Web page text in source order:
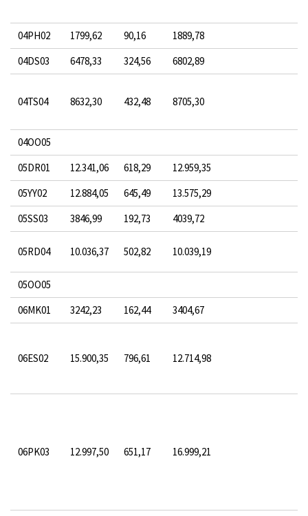
04PH02 1799,62 90,16
1889,78
04DS03
6478,33 324,56 6802,89
04TS04 8632,30 432,48 8705,30
04OO05
05DR01
12.341,06 618,29
12.959,35
05YY02
12.884,05 645,49
13.575,29
05SS03
3846,99 192,73 4039,72
05RD04 10.036,37 502,82 10.039,19
05OO05
06MK01
3242,23 162,44 3404,67
06ES02 15.900,35 796,61 12.714,98
06PK03 12.997,50 651,17 16.999,21